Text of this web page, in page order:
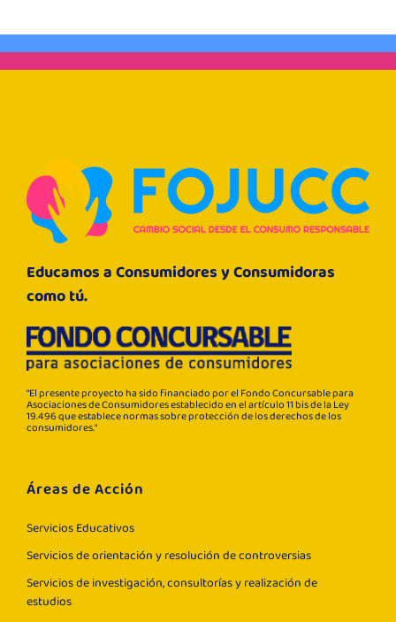
Educamos a Consumidores y Consumidoras
como tú.
“El presente proyecto ha sido financiado por el Fondo Concursable para
Asociaciones de Consumidores establecido en el artículo 11 bis de la Ley
19.496 que establece normas sobre protección de los derechos de los
consumidores.“
Áreas de Acción
Servicios Educativos
Servicios de orientación y resolución de controversias
Servicios de investigación, consultorías y realización de
estudios